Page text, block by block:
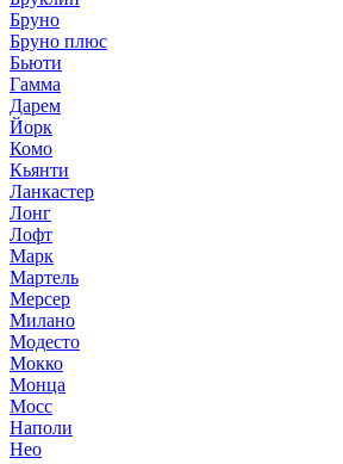
Бруно
Бруно плюс
Бьюти
Гамма
Дарем
Йорк
Комо
Кьянти
Ланкастер
Лонг
Лофт
Марк
Мартель
Мерсер
Милано
Модесто
Мокко
Монца
Мосс
Наполи
Нео